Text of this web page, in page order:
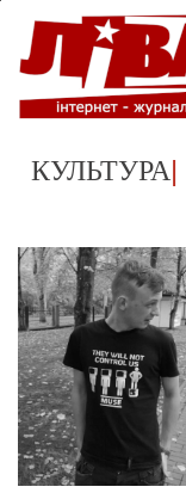
КУЛЬТУРА|